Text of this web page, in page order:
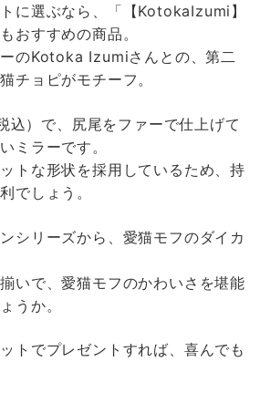
に選ぶなら、「【KotokaIzumi】
おすすめの商品。
のKotoka Izumiさんとの、第二
チョピがモチーフ。
込）で、尻尾をファーで仕上げて
ミラーです。
トな形状を採用しているため、持
でしょう。
シリーズから、愛猫モフのダイカ
いで、愛猫モフのかわいさを堪能
うか。
トでプレゼントすれば、喜んでも